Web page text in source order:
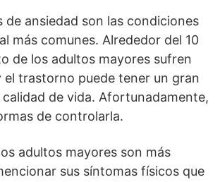
de ansiedad son las condiciones
más comunes. Alrededor del 10
de los adultos mayores sufren
el trastorno puede tener un gran
de vida. Afortunadamente,
de controlarla.
adultos mayores son más
sus síntomas físicos que